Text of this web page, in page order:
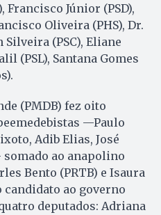
Francisco Júnior (PSD),
Oliveira (PHS), Dr.
(PSC), Eliane
(PSL), Santana Gomes
(PMDB) fez oito
—Paulo
Adib Elias, José
ao anapolino
Bento (PRTB) e Isaura
candidato ao governo
deputados: Adriana